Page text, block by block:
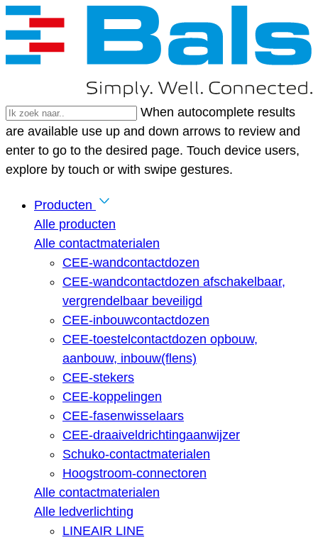
When autocomplete results
are available use up and down arrows to review and
enter to go to the desired page. Touch device users,
explore by touch or with swipe gestures.
Producten
Alle producten
Alle contactmaterialen
CEE-wandcontactdozen
CEE-wandcontactdozen afschakelbaar,
vergrendelbaar beveiligd
CEE-inbouwcontactdozen
CEE-toestelcontactdozen opbouw,
aanbouw, inbouw(flens)
CEE-stekers
CEE-koppelingen
CEE-fasenwisselaars
CEE-draaiveldrichtingaanwijzer
Schuko-contactmaterialen
Hoogstroom-connectoren
Alle contactmaterialen
Alle ledverlichting
LINEAIR LINE